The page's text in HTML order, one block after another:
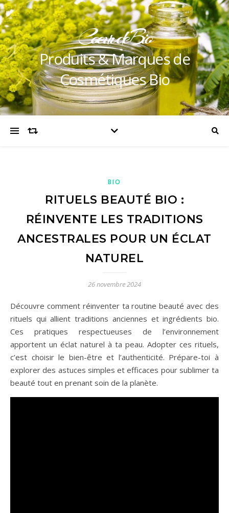
Coeur de Bio
Produits & Marques de
Cosmétiques Bio
BIO
RITUELS BEAUTÉ BIO :
RÉINVENTE LES TRADITIONS
ANCESTRALES POUR UN ÉCLAT
NATUREL
26 novembre 2024
Découvre comment réinventer ta routine beauté avec des
rituels qui allient traditions anciennes et ingrédients bio.
Ces pratiques respectueuses de l’environnement
apportent un éclat naturel à ta peau. Adopter ces rituels,
c’est choisir le bien-être et l’authenticité. Prépare-toi à
explorer des astuces simples et efficaces pour sublimer ta
beauté tout en prenant soin de la planète.